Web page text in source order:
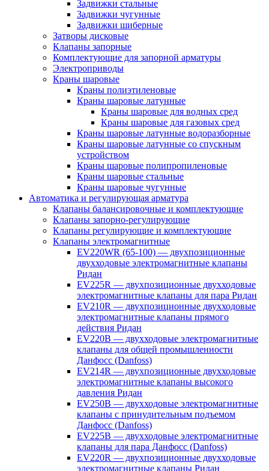
Задвижки стальные
Задвижки чугунные
Задвижки шиберные
Затворы дисковые
Клапаны запорные
Комплектующие для запорной арматуры
Электроприводы
Краны шаровые
Краны полиэтиленовые
Краны шаровые латунные
Краны шаровые для водных сред
Краны шаровые для газовых сред
Краны шаровые латунные водоразборные
Краны шаровые латунные со спускным
устройством
Краны шаровые полипропиленовые
Краны шаровые стальные
Краны шаровые чугунные
Автоматика и регулирующая арматура
Клапаны балансировочные и комплектующие
Клапаны запорно-регулирующие
Клапаны регулирующие и комплектующие
Клапаны электромагнитные
EV220WR (65-100) — двухпозиционные
двухходовые электромагнитные клапаны
Ридан
EV225R — двухпозиционные двухходовые
электромагнитные клапаны для пара Ридан
EV210R — двухпозиционные двухходовые
электромагнитные клапаны прямого
действия Ридан
EV220B — двухходовые электромагнитные
клапаны для общей промышленности
Данфосс (Danfoss)
EV214R — двухпозиционные двухходовые
электромагнитные клапаны высокого
давления Ридан
EV250B — двухходовые электромагнитные
клапаны с принудительным подъемом
Данфосс (Danfoss)
EV225B — двухходовые электромагнитные
клапаны для пара Данфосс (Danfoss)
EV220R — двухпозиционные двухходовые
электромагнитные клапаны Ридан